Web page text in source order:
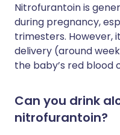
Nitrofurantoin is
during pregnancy,
trimesters. However,
delivery (around
the baby’s red blood
Can you drink
nitrofurantoin?